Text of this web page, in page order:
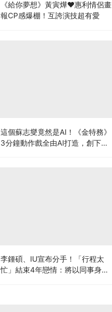
《給你夢想》黃寅燁♥惠利情侶畫
報CP感爆棚！互誇演技超有愛
這個蘇志燮竟然是AI！《金特務》
3分鐘動作戲全由AI打造，創下韓
李鍾碩、IU宣布分手！「行程太
忙」結束4年戀情：將以同事身分